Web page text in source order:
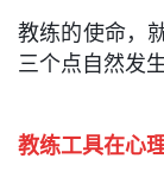
教练的使命，
三个点自然发生
教练工具在心